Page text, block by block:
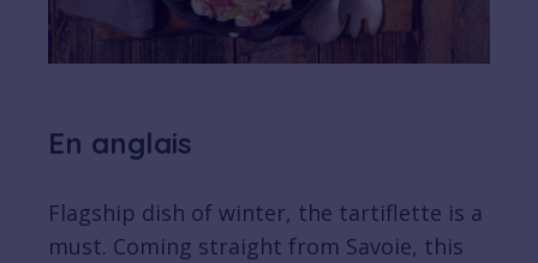
En anglais
Flagship dish of winter, the tartiflette is a
must. Coming straight from Savoie, this